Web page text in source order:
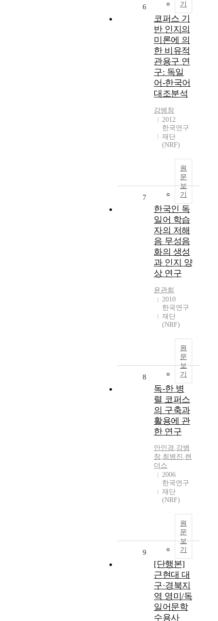
기
6
코퍼스 기
반 인지의
미론에 의
한 비유적
관용구 연
구: 독일
어-한국어
대조분석
강병창
2012
한국연구
재단
(NRF)
원
문
보
기
7
한국인 독
일어 학습
자의 저해
음 무성음
화의 생성
과 인지 양
상 연구
윤관희
2010
한국연구
재단
(NRF)
원
문
보
기
8
독-한 병
렬 코퍼스
의 구축과
활용에 관
한 연구
안인경 ,강병
창,최병진 ,렌
더스
2006
한국연구
재단
(NRF)
원
문
보
기
9
[단행본]
근현대 대
구·경북지
역 영미/독
일어문학
수용사